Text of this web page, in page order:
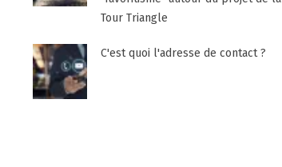
Tour Triangle
C'est quoi l'adresse de contact ?